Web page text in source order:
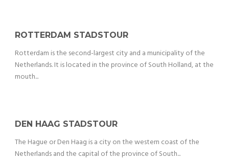
ROTTERDAM STADSTOUR
Rotterdam is the second-largest city and a municipality of the
Netherlands. It is located in the province of South Holland, at the
mouth...
DEN HAAG STADSTOUR
The Hague or Den Haag is a city on the western coast of the
Netherlands and the capital of the province of South...